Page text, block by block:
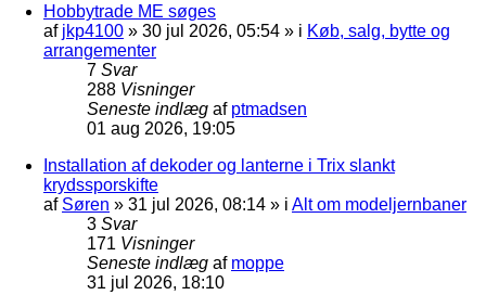
Hobbytrade ME søges
af jkp4100 » 30 jul 2026, 05:54 » i Køb, salg, bytte og
arrangementer
7 Svar
288 Visninger
Seneste indlæg af ptmadsen
01 aug 2026, 19:05
Installation af dekoder og lanterne i Trix slankt
krydssporskifte
af Søren » 31 jul 2026, 08:14 » i Alt om modeljernbaner
3 Svar
171 Visninger
Seneste indlæg af moppe
31 jul 2026, 18:10